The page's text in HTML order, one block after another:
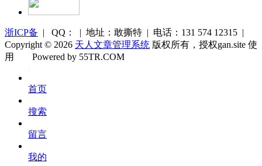
浙ICP备 | QQ： | 地址：敢撕特 | 电话：131 574 12315 |
Copyright © 2026 天人文章管理系统 版权所有，授权gan.site 使
用
库
Powered by 55TR.COM
首页
搜索
留言
我的